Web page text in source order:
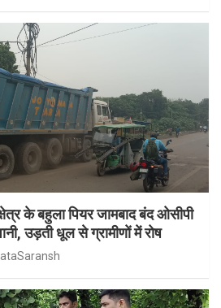
के बहुला पियर जामबाद बंद ओसीपी
उड़ती धूल से ग्रामीणों में रोष